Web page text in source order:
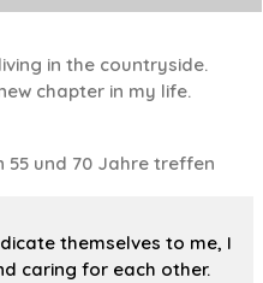
in the countryside.
chapter in my life.
55 und 70 Jahre treffen
themselves to me, I
caring for each other.